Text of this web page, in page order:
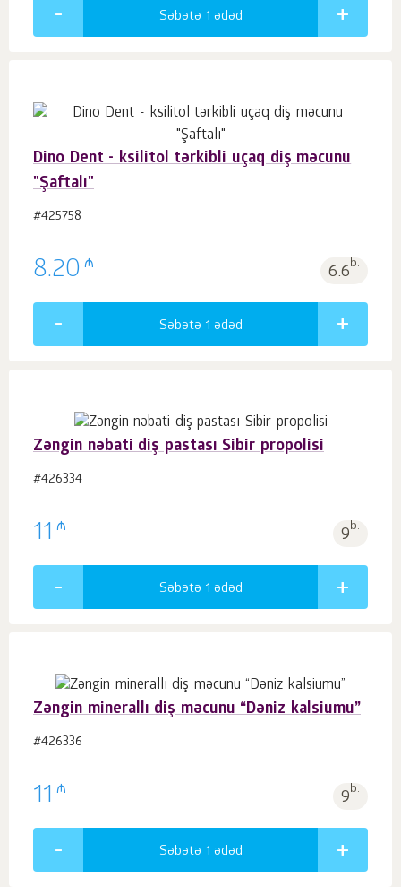
Səbətə 1 ədəd
Dino Dent - ksilitol tərkibli uçaq diş məcunu
"Şaftalı"
#425758
8.20 ₼ 6.6b.
Səbətə 1 ədəd
Zəngin nəbati diş pastası Sibir propolisi
#426334
11 ₼ 9b.
Səbətə 1 ədəd
Zəngin minerallı diş məcunu “Dəniz kalsiumu”
#426336
11 ₼ 9b.
Səbətə 1 ədəd